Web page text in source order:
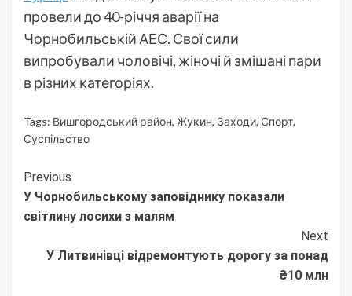
провели до 40-річчя аварії на
Чорнобильській АЕС. Свої сили
випробували чоловічі, жіночі й змішані пари
в різних категоріях.
Tags: Вишгородський район, Жукин, Заходи, Спорт,
Суспільство
Continue
Reading
Previous
У Чорнобильському заповіднику показали
світлину лосихи з малям
Next
У Литвинівці відремонтують дорогу за понад
₴10 млн